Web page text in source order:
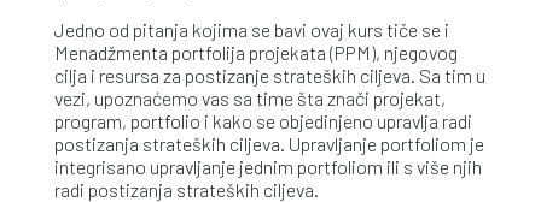
Jedno od pitanja kojima se bavi ovaj kurs tiče se i
Menadžmenta portfolija projekata (PPM), njegovog
cilja i resursa za postizanje strateških ciljeva. Sa tim u
vezi, upoznaćemo vas sa time šta znači projekat,
program, portfolio i kako se objedinjeno upravlja radi
postizanja strateških ciljeva. Upravljanje portfoliom je
integrisano upravljanje jednim portfoliom ili s više njih
radi postizanja strateških ciljeva.